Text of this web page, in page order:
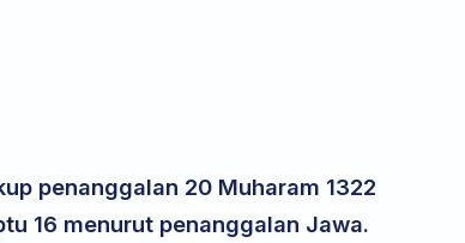
penanggalan 20 Muharam 1322
16 menurut penanggalan Jawa.